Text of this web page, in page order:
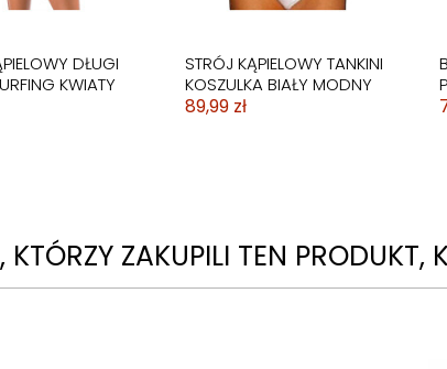
DŁUGI
KWIATY
STRÓJ KĄPIELOWY TANKINI
KOSZULKA BIAŁY MODNY
89,99 zł
KTÓRZY ZAKUPILI TEN PRODUKT,